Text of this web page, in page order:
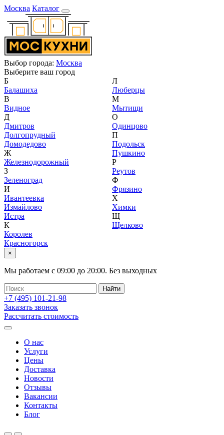
Москва Каталог
Выбор города: Москва
Выберите ваш город
Б
Балашиха
В
Видное
Д
Дмитров
Долгопрудный
Домодедово
Ж
Железнодорожный
З
Зеленоград
И
Ивантеевка
Измайлово
Истра
К
Королев
Красногорск
Л
Люберцы
М
Мытищи
О
Одинцово
П
Подольск
Пушкино
Р
Реутов
Ф
Фрязино
Х
Химки
Щ
Щелково
×
Мы работаем с 09:00 до 20:00. Без выходных
+7 (495) 101-21-98
Заказать звонок
Рассчитать стоимость
О нас
Услуги
Цены
Доставка
Новости
Отзывы
Вакансии
Контакты
Блог